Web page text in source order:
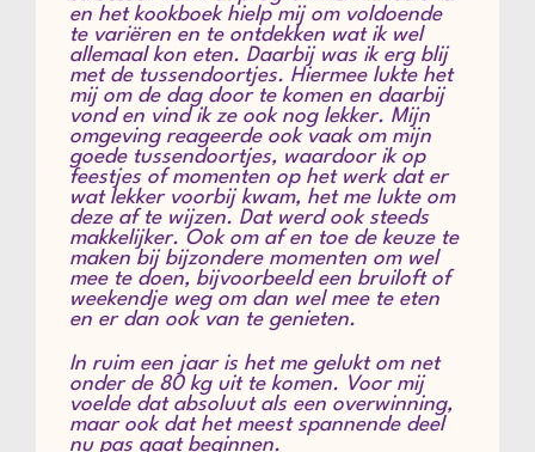
en het kookboek hielp mij om voldoende
te variëren en te ontdekken wat ik wel
allemaal kon eten. Daarbij was ik erg blij
met de tussendoortjes. Hiermee lukte het
mij om de dag door te komen en daarbij
vond en vind ik ze ook nog lekker. Mijn
omgeving reageerde ook vaak om mijn
goede tussendoortjes, waardoor ik op
feestjes of momenten op het werk dat er
wat lekker voorbij kwam, het me lukte om
deze af te wijzen. Dat werd ook steeds
makkelijker. Ook om af en toe de keuze te
maken bij bijzondere momenten om wel
mee te doen, bijvoorbeeld een bruiloft of
weekendje weg om dan wel mee te eten
en er dan ook van te genieten.
In ruim een jaar is het me gelukt om net
onder de 80 kg uit te komen. Voor mij
voelde dat absoluut als een overwinning,
maar ook dat het meest spannende deel
nu pas gaat beginnen.